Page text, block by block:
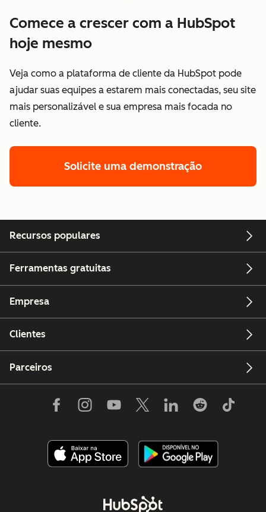
Comece a crescer com a HubSpot
hoje mesmo
Veja como a plataforma de cliente da HubSpot pode
ajudar suas equipes a estarem mais conectadas, seu site
mais personalizável e sua empresa mais focada no
cliente.
Solicite uma demonstração
Recursos populares
Ferramentas gratuitas
Empresa
Clientes
Parceiros